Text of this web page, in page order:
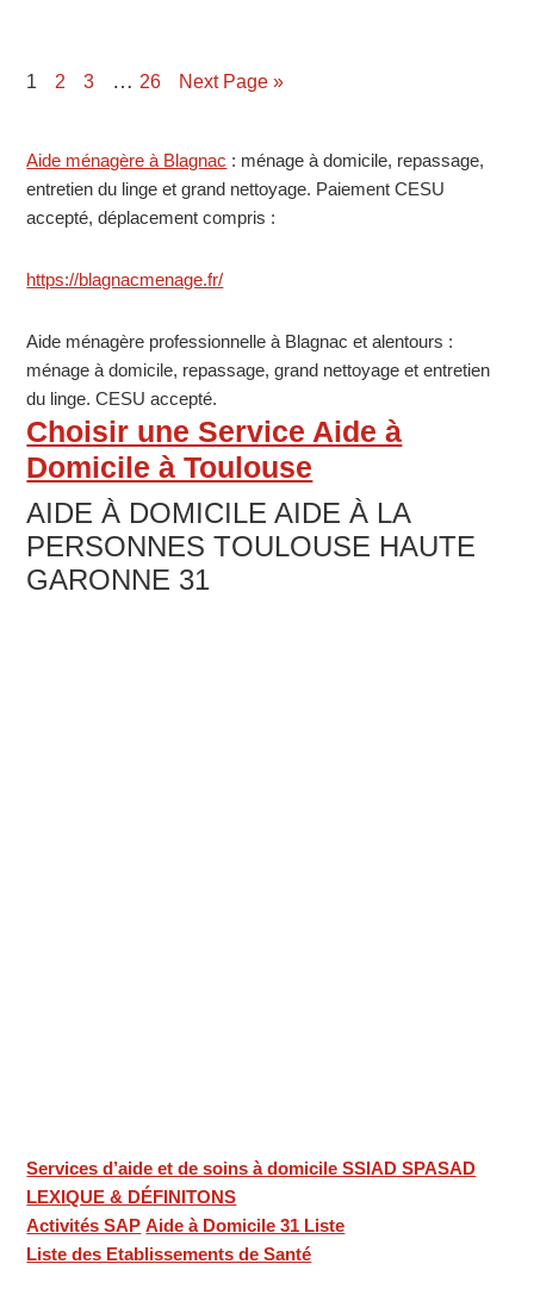
centre
97480
à
la
dialyse
en
Page
1 Page
2 Page
3 … Page
26 Next Page »
Primary
Sidebar
Aide ménagère à Blagnac : ménage à domicile, repassage,
entretien du linge et grand nettoyage. Paiement CESU
accepté, déplacement compris :
https://blagnacmenage.fr/
Aide ménagère professionnelle à Blagnac et alentours :
ménage à domicile, repassage, grand nettoyage et entretien
du linge. CESU accepté.
Choisir une Service Aide à
Domicile à Toulouse
AIDE À DOMICILE AIDE À LA
PERSONNES TOULOUSE HAUTE
GARONNE 31
Services d’aide et de soins à domicile SSIAD SPASAD
LEXIQUE & DÉFINITONS
Activités SAP Aide à Domicile 31 Liste
Liste des Etablissements de Santé